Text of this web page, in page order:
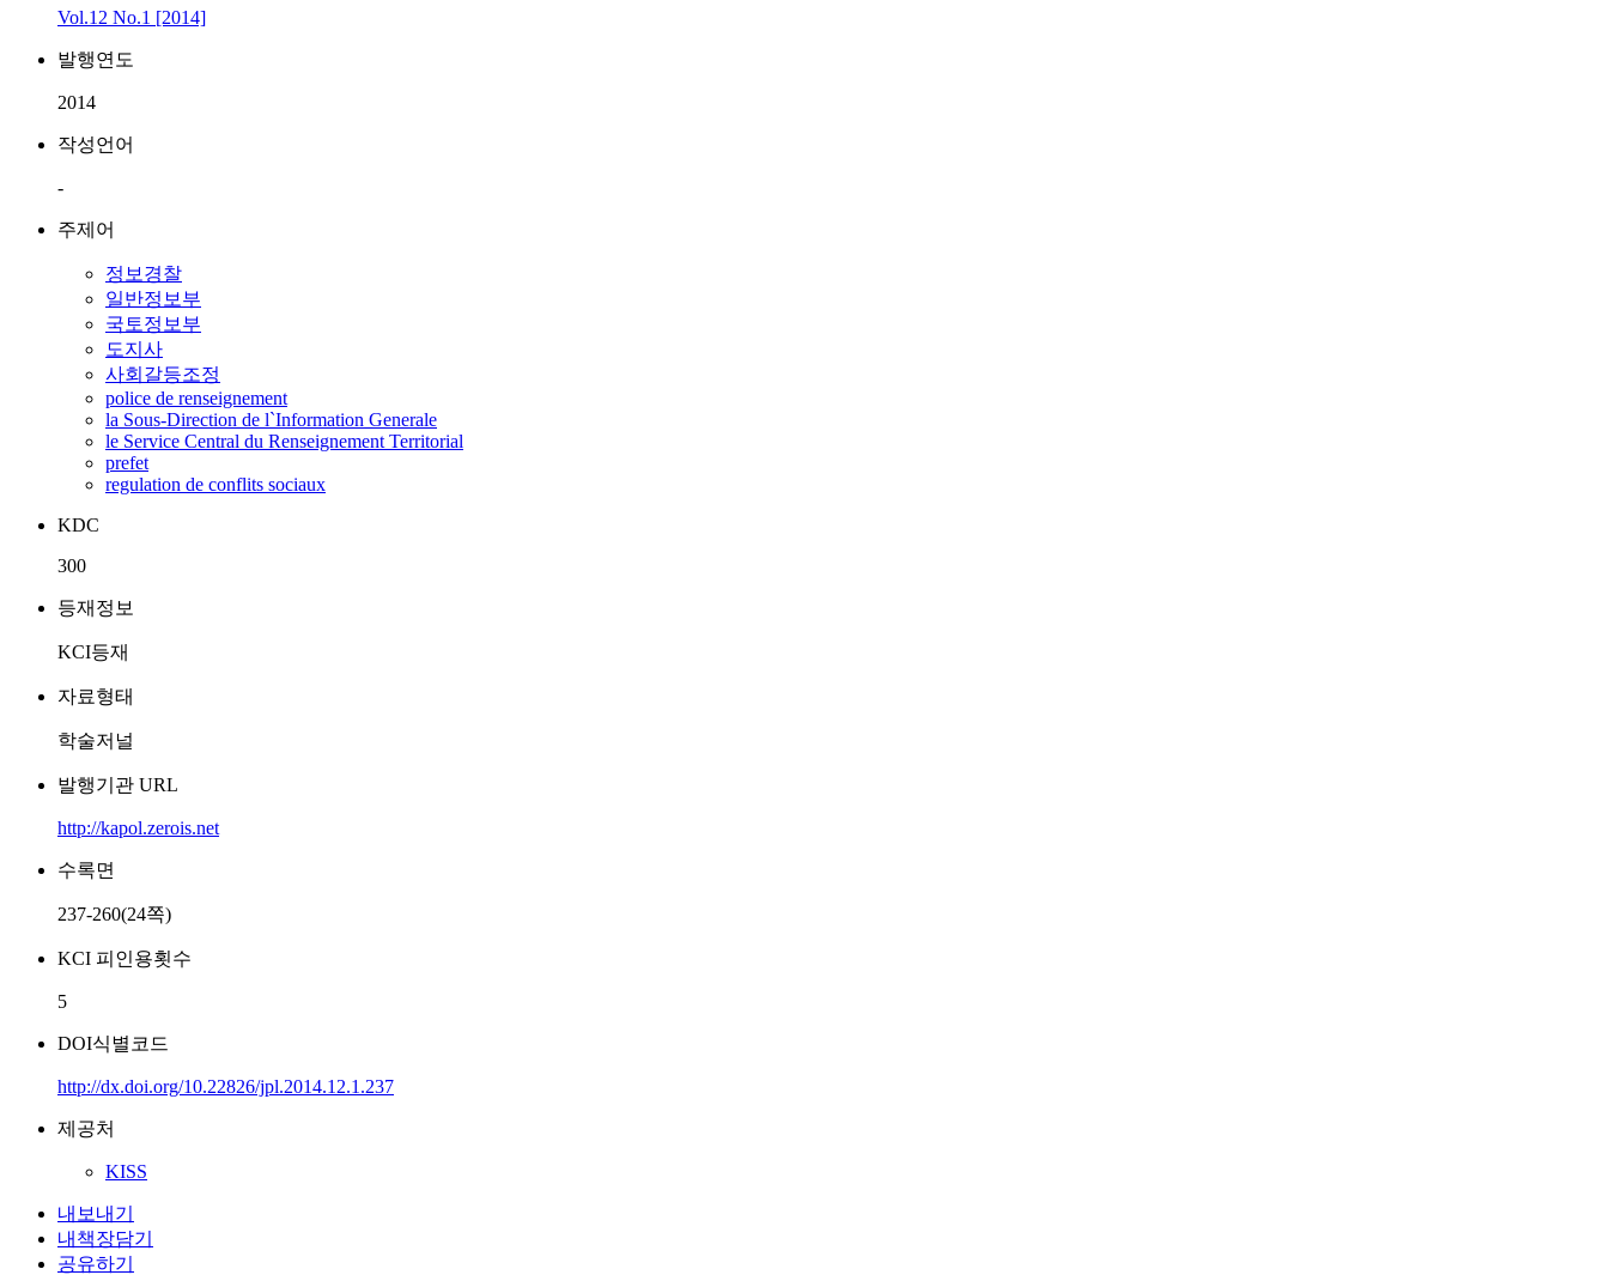
Vol.12 No.1 [2014]
발행연도
2014
작성언어
-
주제어
정보경찰
일반정보부
국토정보부
도지사
사회갈등조정
police de renseignement
la Sous-Direction de l`Information Generale
le Service Central du Renseignement Territorial
prefet
regulation de conflits sociaux
KDC
300
등재정보
KCI등재
자료형태
학술저널
발행기관 URL
http://kapol.zerois.net
수록면
237-260(24쪽)
KCI 피인용횟수
5
DOI식별코드
http://dx.doi.org/10.22826/jpl.2014.12.1.237
제공처
KISS
내보내기
내책장담기
공유하기